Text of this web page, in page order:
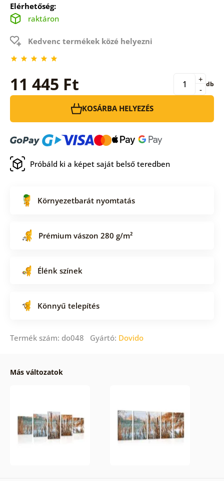
Elérhetőség:
raktáron
Kedvenc termékek közé helyezni
11 445 Ft -
+ db
KOSÁRBA HELYEZÉS
Próbáld ki a képet saját belső teredben
Környezetbarát nyomtatás
Prémium vászon 280 g/m²
Élénk színek
Könnyű telepítés
Termék szám: do048 Gyártó: Dovido
Más változatok